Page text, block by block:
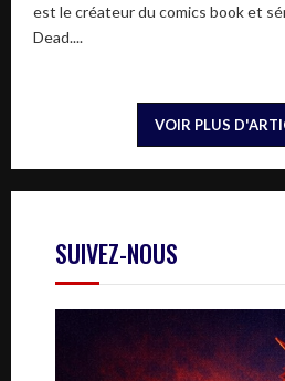
est le créateur du comics book et
Dead....
VOIR PLUS
SUIVEZ-NOUS